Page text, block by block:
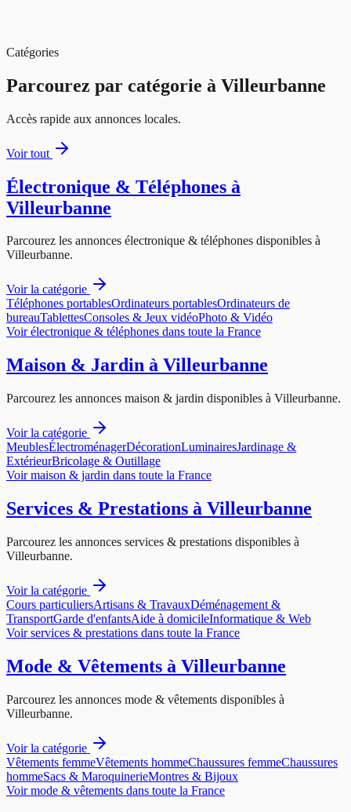
Catégories
Parcourez par catégorie à Villeurbanne
Accès rapide aux annonces locales.
Voir tout
Électronique & Téléphones à
Villeurbanne
Parcourez les annonces électronique & téléphones disponibles à
Villeurbanne.
Voir la catégorie
Téléphones portablesOrdinateurs portablesOrdinateurs de
bureauTablettesConsoles & Jeux vidéoPhoto & Vidéo
Voirélectronique & téléphones dans toute la France
Maison & Jardin à Villeurbanne
Parcourez les annonces maison & jardin disponibles à Villeurbanne.
Voir la catégorie
MeublesÉlectroménagerDécorationLuminairesJardinage &
ExtérieurBricolage & Outillage
Voirmaison & jardin dans toute la France
Services & Prestations à Villeurbanne
Parcourez les annonces services & prestations disponibles à
Villeurbanne.
Voir la catégorie
Cours particuliersArtisans & TravauxDéménagement &
TransportGarde d'enfantsAide à domicileInformatique & Web
Voirservices & prestations dans toute la France
Mode & Vêtements à Villeurbanne
Parcourez les annonces mode & vêtements disponibles à
Villeurbanne.
Voir la catégorie
Vêtements femmeVêtements hommeChaussures femmeChaussures
hommeSacs & MaroquinerieMontres & Bijoux
Voirmode & vêtements dans toute la France